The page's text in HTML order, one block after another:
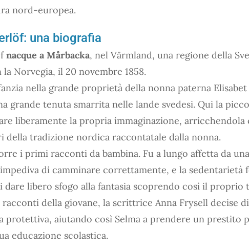
nord-europea.
una biografia
nacque a Mårbacka, nel Vӓrmland, una regione della
Norvegia, il 20 novembre 1858.
nella grande proprietà della nonna paterna
grande tenuta smarrita nelle lande svedesi. Qui la
liberamente la propria immaginazione, arricchendola
della tradizione nordica raccontatale dalla nonna.
i primi racconti da bambina. Fu a lungo affetta da
di camminare correttamente, e la sedentarietà
dare libero sfogo alla fantasia scoprendo così il proprio
racconti della giovane, la scrittrice Anna Frysell decise
protettiva, aiutando così Selma a prendere un prestito
educazione scolastica.